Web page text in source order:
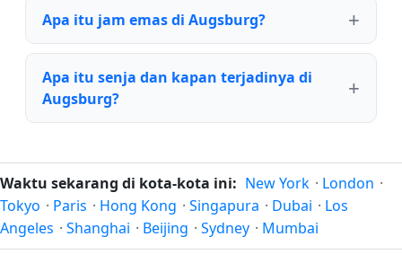
Apa itu jam emas di Augsburg?
Apa itu senja dan kapan terjadinya di
Augsburg?
Waktu sekarang di kota-kota ini: New York · London ·
Tokyo · Paris · Hong Kong · Singapura · Dubai · Los
Angeles · Shanghai · Beijing · Sydney · Mumbai